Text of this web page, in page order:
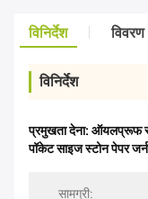
विनिर्देश विवरण
विनिर्देश
प्रमुखता देना: ऑयलप्रूफ
पॉकेट साइज स्टोन पेपर
सामग्री: